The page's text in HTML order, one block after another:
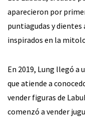
aparecieron por
puntiagudas y
inspirados en la
En 2019, Lung llegó a
que atiende a
vender figuras de
comenzó a vender